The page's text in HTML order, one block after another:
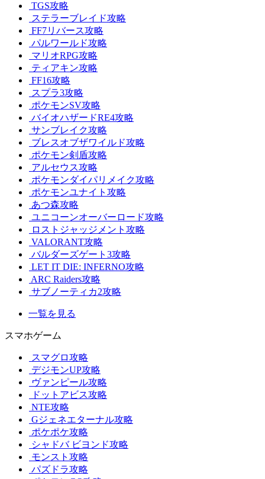
TGS攻略
ステラーブレイド攻略
FF7リバース攻略
パルワールド攻略
マリオRPG攻略
ティアキン攻略
FF16攻略
スプラ3攻略
ポケモンSV攻略
バイオハザードRE4攻略
サンブレイク攻略
ブレスオブザワイルド攻略
ポケモン剣盾攻略
アルセウス攻略
ポケモンダイパリメイク攻略
ポケモンユナイト攻略
あつ森攻略
ユニコーンオーバーロード攻略
ロストジャッジメント攻略
VALORANT攻略
バルダーズゲート3攻略
LET IT DIE: INFERNO攻略
ARC Raiders攻略
サブノーティカ2攻略
一覧を見る
スマホゲーム
スマグロ攻略
デジモンUP攻略
ヴァンピール攻略
ドットアビス攻略
NTE攻略
Gジェネエターナル攻略
ポケポケ攻略
シャドバ ビヨンド攻略
モンスト攻略
パズドラ攻略